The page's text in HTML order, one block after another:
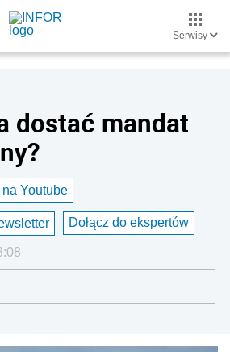
Serwisy
dostać mandat
Youtube
Dołącz do ekspertów